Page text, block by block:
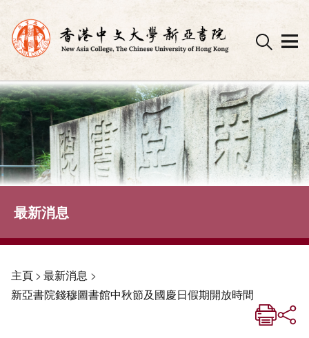
Skip
to
content
最新消息
主頁> 最新消息 >
新亞書院錢穆圖書館中秋節及國慶日假期開放時間